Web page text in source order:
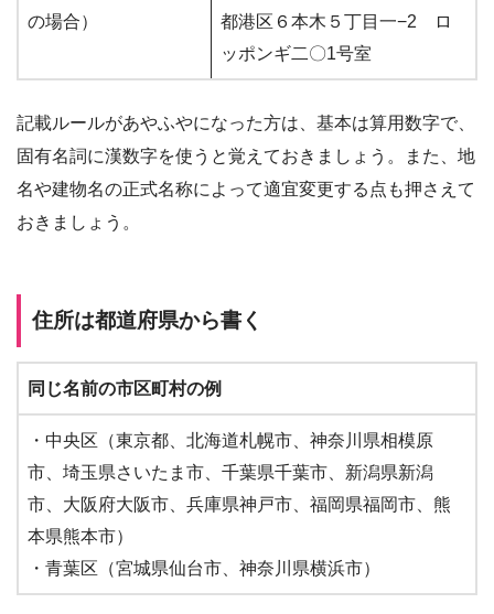
の場合）
都港区６本木５丁目一−2 ロ
ッポンギ二〇1号室
記載ルールがあやふやになった方は、基本は算用数字で、
固有名詞に漢数字を使うと覚えておきましょう。また、地
名や建物名の正式名称によって適宜変更する点も押さえて
おきましょう。
住所は都道府県から書く
同じ名前の市区町村の例
・中央区（東京都、北海道札幌市、神奈川県相模原
市、埼玉県さいたま市、千葉県千葉市、新潟県新潟
市、大阪府大阪市、兵庫県神戸市、福岡県福岡市、熊
本県熊本市）
・青葉区（宮城県仙台市、神奈川県横浜市）